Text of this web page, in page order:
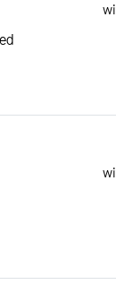
등
등